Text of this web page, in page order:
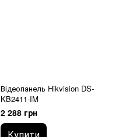
Відеопанель Hikvision DS-
KB2411-IM
2 288 грн